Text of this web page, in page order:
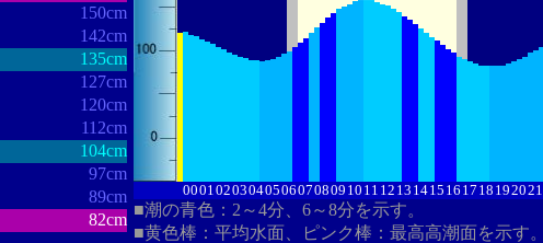
150cm
142cm
135cm
127cm
120cm
112cm
104cm
97cm
89cm
82cm
00010203040506070809 10 11 12 13 1415 16 17 18 192021
■潮の青色：2～4分、6～8分を示す。
■黄色棒：平均水面、ピンク棒：最高高潮面を示す。